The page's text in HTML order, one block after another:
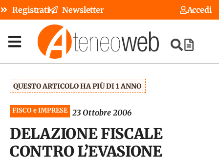
Registrati Newsletter Accedi
QUESTO ARTICOLO HA PIÙ DI 1 ANNO
FISCO e IMPRESE 23 Ottobre 2006
DELAZIONE FISCALE
CONTRO L’EVASIONE